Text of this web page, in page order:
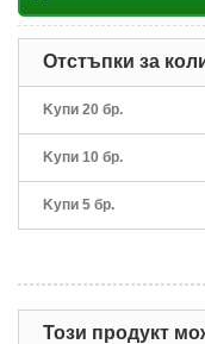
Отстъпки за
Kупи 20 бр.
Kупи 10 бр.
Kупи 5 бр.
Този продукт